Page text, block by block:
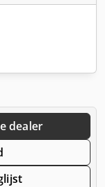
dealer